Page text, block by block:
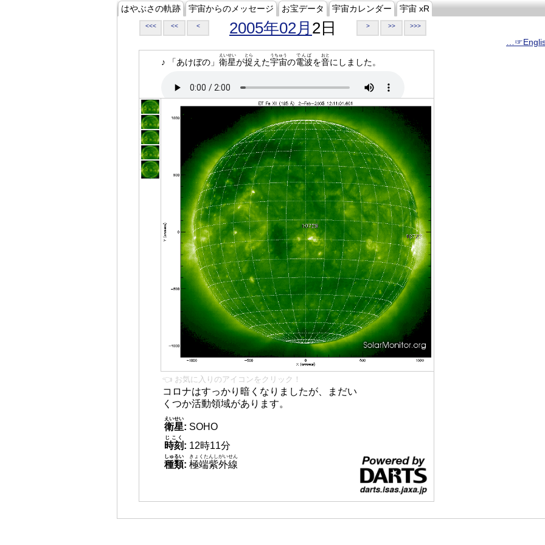
はやぶさの軌跡 宇宙からのメッセージ お宝データ 宇宙カレンダー 宇宙 xR
<<< << < 2005年02月 2日 > >> >>>
♪ 「あけぼの」 衛星
えいせい
が捉
とら
えた宇宙
うちゅう
の電波
でんぱ
を音
おと
にしました。
👈 お気に入りのアイコンをクリック！
コロナはすっかり暗くなりましたが、まだい
くつか活動領域があります。
衛星
えいせい
: SOHO
時刻
じこく
: 12時11分
種類
しゅるい
: 極端紫外線
きょくたんしがいせん